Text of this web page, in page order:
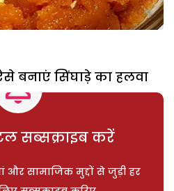
बनाएं सिंघाड़े का हलवा
सब्सक्राइब करें
और सामाजिक मुद्दों से जुड़ी हर